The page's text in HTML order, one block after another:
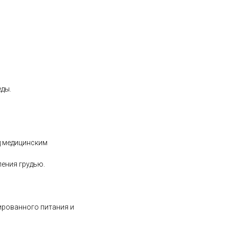
медицинским
грудью.
питания и